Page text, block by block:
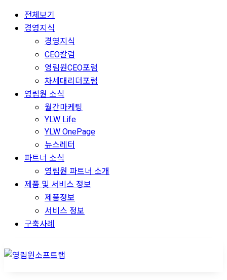
전체보기
경영지식
경영지식
CEO칼럼
영림원CEO포럼
차세대리더포럼
영림원 소식
월간마케팅
YLW Life
YLW OnePage
뉴스레터
파트너 소식
영림원 파트너 소개
제품 및 서비스 정보
제품정보
서비스 정보
구축사례